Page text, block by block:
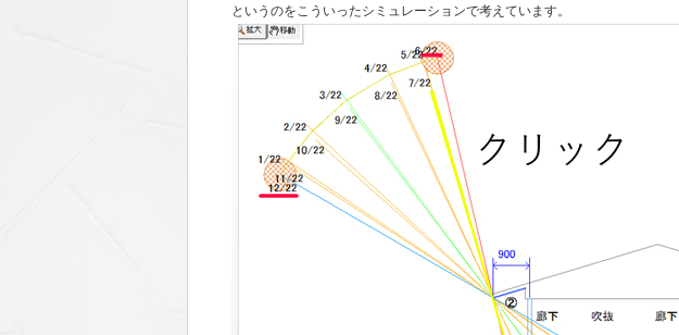
というのをこういったシミュレーションで考えています。